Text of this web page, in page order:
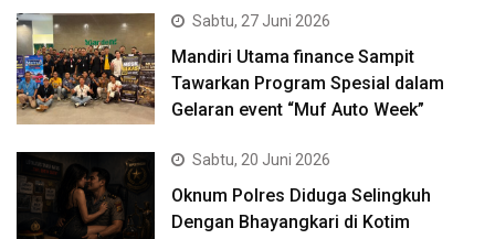
Sabtu, 27 Juni 2026
Mandiri Utama finance Sampit
Tawarkan Program Spesial dalam
Gelaran event “Muf Auto Week”
Sabtu, 20 Juni 2026
Oknum Polres Diduga Selingkuh
Dengan Bhayangkari di Kotim